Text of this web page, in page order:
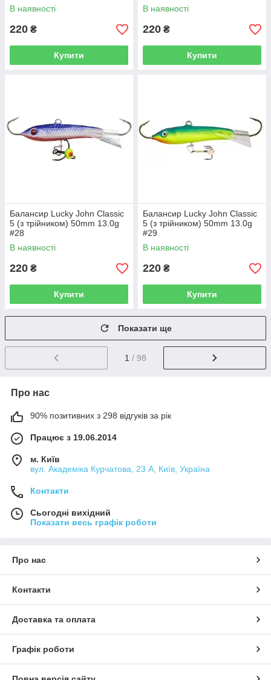
В наявності
220 ₴
Купити
В наявності
220 ₴
Купити
Балансир Lucky John Classic
5 (з трійником) 50mm 13.0g
#28
В наявності
220 ₴
Купити
Балансир Lucky John Classic
5 (з трійником) 50mm 13.0g
#29
В наявності
220 ₴
Купити
Показати ще
1 / 98
Про нас
90% позитивних з 298 відгуків за рік
Працює з 19.06.2014
м. Київ
вул. Академіка Курчатова, 23 А, Київ, Україна
Контакти
Сьогодні вихідний
Показати весь графік роботи
Про нас
Контакти
Доставка та оплата
Графік роботи